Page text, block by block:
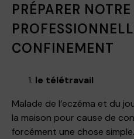
PRÉPARER
CONFINEMENT
le télétravail
Malade de l’eczéma et du
la maison pour cause de
forcément une chose